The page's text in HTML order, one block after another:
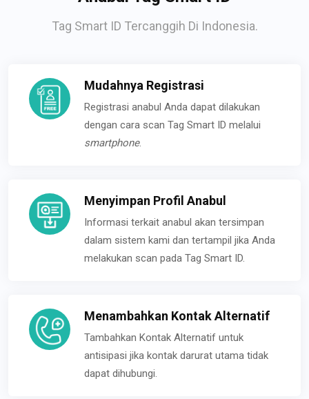
Tag Smart ID Tercanggih Di Indonesia.
Mudahnya Registrasi
Registrasi anabul Anda dapat dilakukan
dengan cara scan Tag Smart ID melalui
smartphone.
Menyimpan Profil Anabul
Informasi terkait anabul akan tersimpan
dalam sistem kami dan tertampil jika Anda
melakukan scan pada Tag Smart ID.
Menambahkan Kontak Alternatif
Tambahkan Kontak Alternatif untuk
antisipasi jika kontak darurat utama tidak
dapat dihubungi.